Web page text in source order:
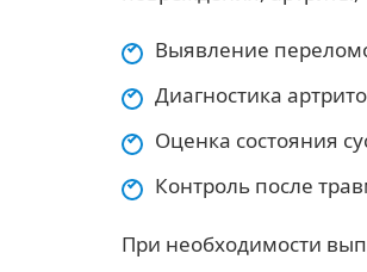
Выявление
Диагностика
Оценка состояния
Контроль после
При необходимости